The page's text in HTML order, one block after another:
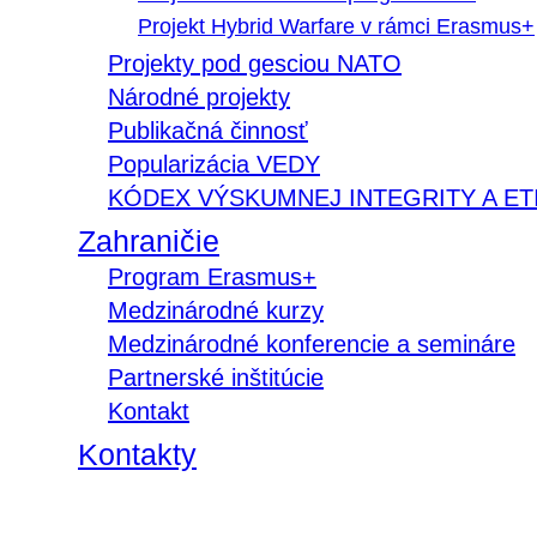
Projekt Hybrid Warfare v rámci Erasmus+
Projekty pod gesciou NATO
Národné projekty
Publikačná činnosť
Popularizácia VEDY
KÓDEX VÝSKUMNEJ INTEGRITY A
Zahraničie
Program Erasmus+
Medzinárodné kurzy
Medzinárodné konferencie a semináre
Partnerské inštitúcie
Kontakt
Kontakty